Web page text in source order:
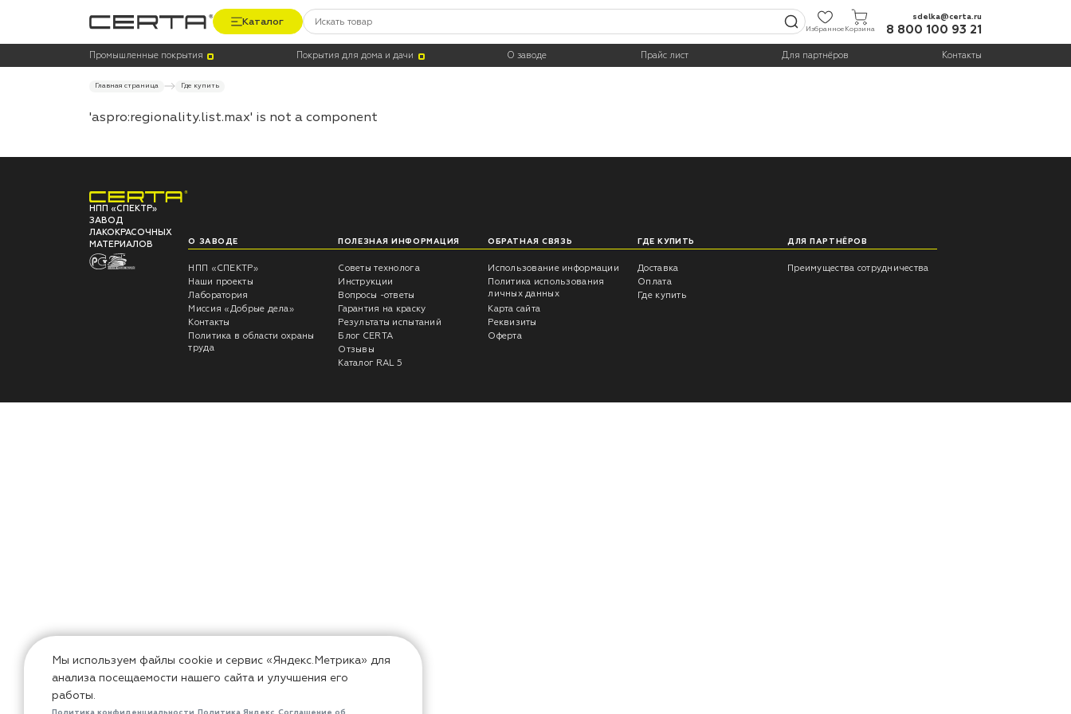
Каталог
ИзбранноеКорзина
sdelka@certa.ru
8 800 100 93 21
Промышленные покрытия Покрытия для дома и дачи О заводе Прайс лист Для партнёров Контакты
Главная страница Где купить
'aspro:regionality.list.max' is not a component
НПП «СПЕКТР»
ЗАВОД
ЛАКОКРАСОЧНЫХ
МАТЕРИАЛОВ
О ЗАВОДЕ
НПП «СПЕКТР»
Наши проекты
Лаборатория
Миссия «Добрые дела»
Контакты
Политика в области охраны
труда
ПОЛЕЗНАЯ ИНФОРМАЦИЯ
Советы технолога
Инструкции
Вопросы -ответы
Гарантия на краску
Результаты испытаний
Блог CERTA
Отзывы
Каталог RAL 5
ОБРАТНАЯ СВЯЗЬ
Использование информации
Политика использования
личных данных
Карта сайта
Реквизиты
Оферта
ГДЕ КУПИТЬ
Доставка
Оплата
Где купить
ДЛЯ ПАРТНЁРОВ
Преимущества сотрудничества
Мы используем файлы cookie и сервис «Яндекс.Метрика» для
анализа посещаемости нашего сайта и улучшения его
работы.